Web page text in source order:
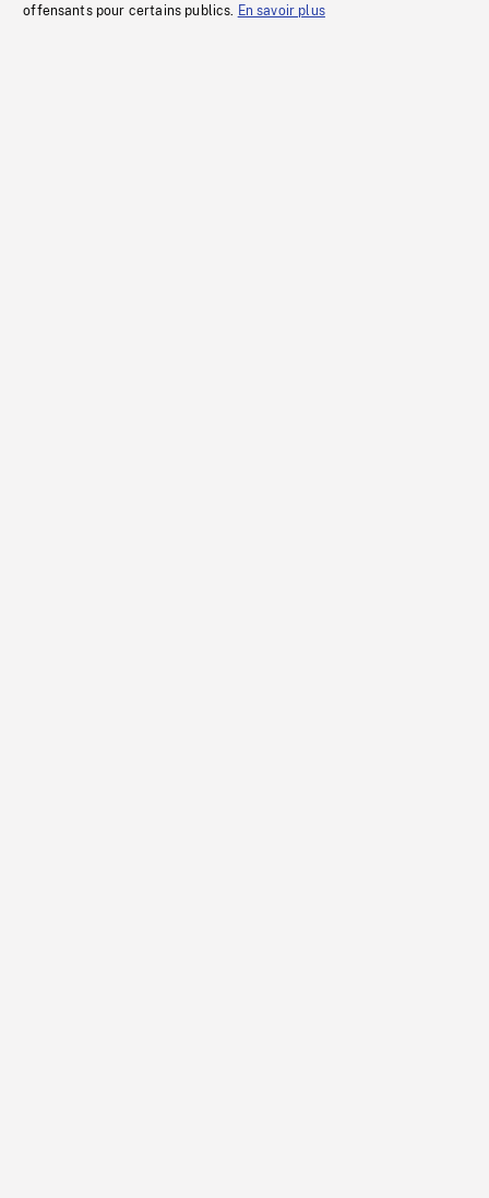
offensants pour certains publics. En savoir plus